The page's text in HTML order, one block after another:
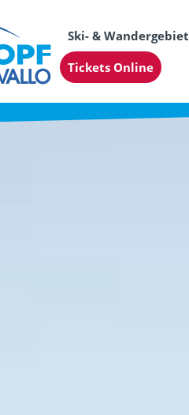
Ski- & Wandergebiet
Tickets Online